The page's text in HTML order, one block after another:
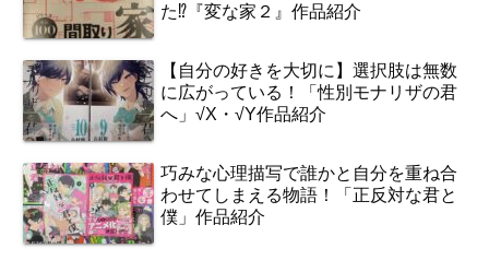
た⁉『変な家２』作品紹介
【自分の好きを大切に】選択肢は無数
に広がっている！「性別モナリザの君
へ」√X・√Y作品紹介
巧みな心理描写で誰かと自分を重ね合
わせてしまえる物語！「正反対な君と
僕」作品紹介